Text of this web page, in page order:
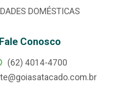
DOMÉSTICAS
Fale Conosco
(62) 4014-4700